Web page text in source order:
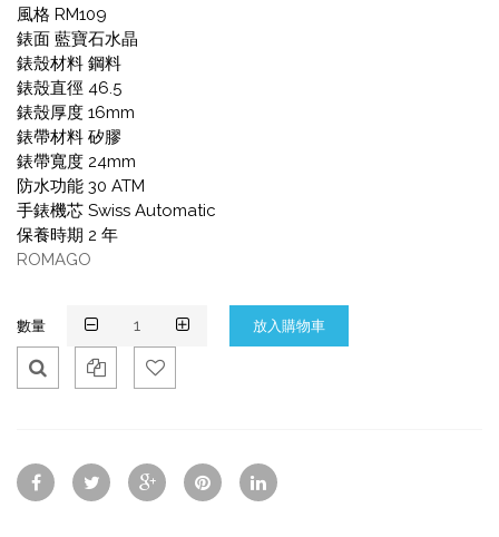
風格 RM109
錶面 藍寶石水晶
錶殼材料 鋼料
錶殼直徑 46.5
錶殼厚度 16mm
錶帶材料 矽膠
錶帶寬度 24mm
防水功能 30 ATM
手錶機芯 Swiss Automatic
保養時期 2 年
ROMAGO
數量
Vie
w
To
Wis
To
Co